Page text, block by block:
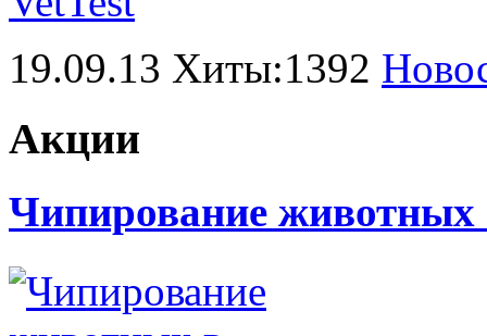
19.09.13 Хиты:1392
Акции
Чипирование животных